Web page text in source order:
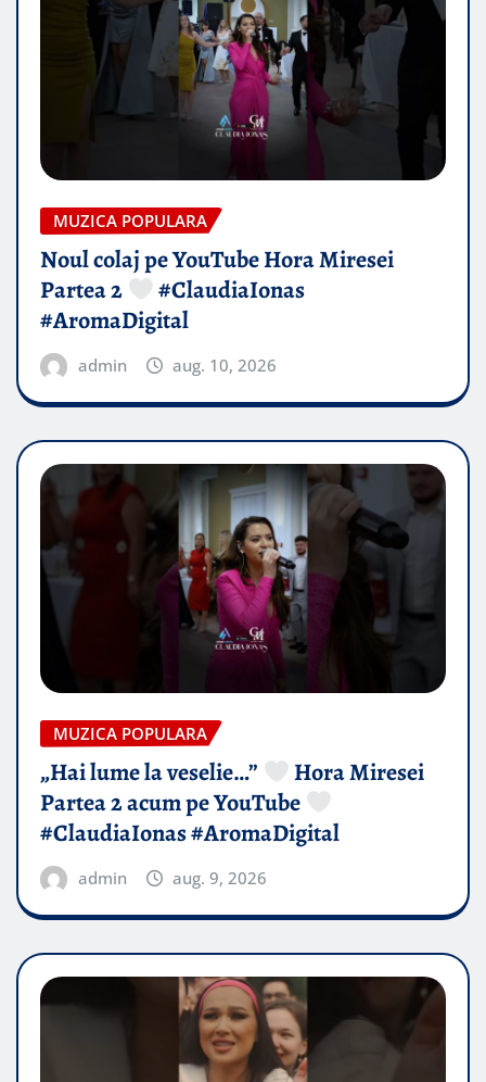
MUZICA POPULARA
Noul colaj pe YouTube Hora Miresei
Partea 2
#ClaudiaIonas
#AromaDigital
admin aug. 10, 2026
MUZICA POPULARA
„Hai lume la veselie…”
Hora Miresei
Partea 2 acum pe YouTube
#ClaudiaIonas #AromaDigital
admin aug. 9, 2026